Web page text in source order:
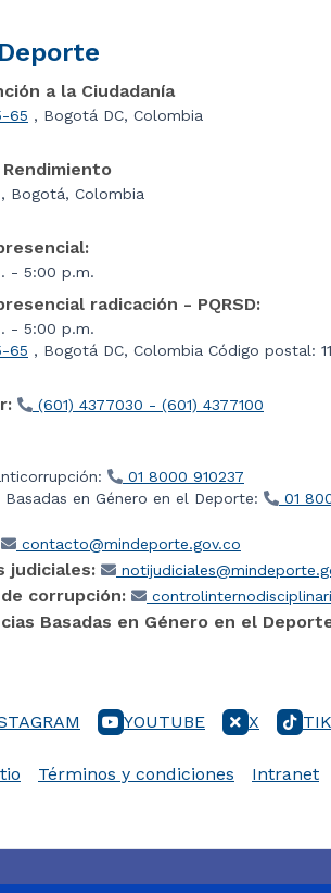
a la Ciudadanía
65 , Bogotá DC, Colombia
, Bogotá, Colombia
- 5:00 p.m.
radicación - PQRSD:
- 5:00 p.m.
65 , Bogotá DC, Colombia Código postal:
(601) 4377030 - (601) 4377100
01 8000 910237
en Género en el Deporte:
01
contacto@mindeporte.gov.co
judiciales:
corrupción:
Basadas en Género en el
YOUTUBE X
Términos y condiciones Intranet